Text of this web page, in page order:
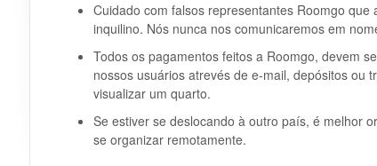
Cuidado com falsos representantes Roomgo
inquilino. Nós nunca nos comunicaremos em
Todos os pagamentos feitos a Roomgo, devem
nossos usuários atrevés de e-mail, depósitos ou
visualizar um quarto.
Se estiver se deslocando à outro país, é melhor
se organizar remotamente.